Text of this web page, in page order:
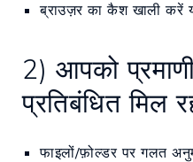
ब्राउज़र का कैश खाली करें
2) आपको
प्रतिबंधित मिल
फाइलों/फ़ोल्डर पर गलत